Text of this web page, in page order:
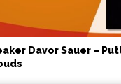
Davor Sauer –